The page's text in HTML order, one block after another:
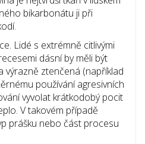
bikarbonátu ji při
Lidé s extrémně citlivými
dásní by měli být
výrazně ztenčená (například
používání agresivních
vyvolat krátkodobý pocit
V takovém případě
prášku nebo část procesu